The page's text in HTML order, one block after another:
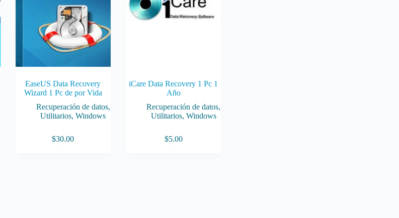
EaseUS Data Recovery
Wizard 1 Pc de por Vida
Recuperación de datos,
Utilitarios,Windows
$30.00
iCare Data Recovery 1 Pc 1
Año
Recuperación de datos,
Utilitarios, Windows
$5.00